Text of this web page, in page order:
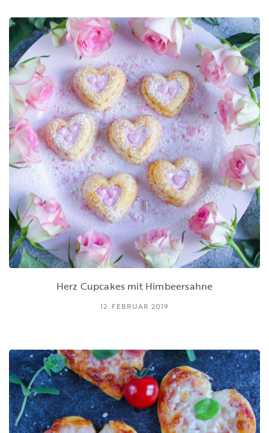
Herz Cupcakes mit Himbeersahne
12. FEBRUAR 2019